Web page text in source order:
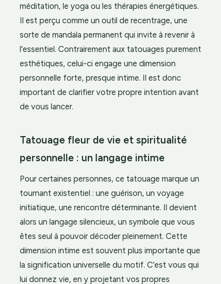
méditation, le yoga ou les thérapies énergétiques.
Il est perçu comme un outil de recentrage, une
sorte de mandala permanent qui invite à revenir à
l’essentiel. Contrairement aux tatouages purement
esthétiques, celui-ci engage une dimension
personnelle forte, presque intime. Il est donc
important de clarifier votre propre intention avant
de vous lancer.
Tatouage fleur de vie et spiritualité
personnelle : un langage intime
Pour certaines personnes, ce tatouage marque un
tournant existentiel : une guérison, un voyage
initiatique, une rencontre déterminante. Il devient
alors un langage silencieux, un symbole que vous
êtes seul à pouvoir décoder pleinement. Cette
dimension intime est souvent plus importante que
la signification universelle du motif. C’est vous qui
lui donnez vie, en y projetant vos propres